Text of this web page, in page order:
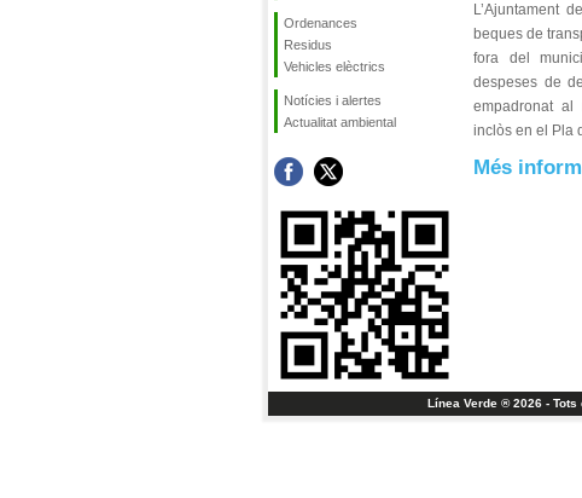
Ordenances
Residus
Vehicles elèctrics
Notícies i alertes
Actualitat ambiental
L’Ajuntament
beques de
fora del
despeses de
empadronat al
inclòs en el Pla
Més
Línea Verde ® 2026 -